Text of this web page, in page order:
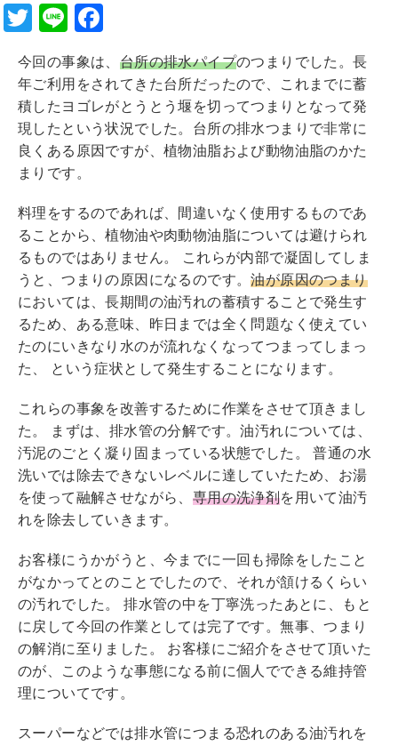
T
tt
er
Li
n
e c
e
b
o
k
今回の事象は、 台所の排水パイプのつまりでした。長
年ご利用をされてきた台所だったので、これまでに蓄
積したヨゴレがとうとう堰を切ってつまりとなって発
現したという状況でした。台所の排水つまりで非常に
良くある原因ですが、植物油脂および動物油脂のかた
まりです。
料理をするのであれば、間違いなく使用するものであ
ることから、植物油や肉動物油脂については避けられ
るものではありません。 これらが内部で凝固してしま
うと、つまりの原因になるのです。油が原因のつまり
においては、長期間の油汚れの蓄積することで発生す
るため、ある意味、昨日までは全く問題なく使えてい
たのにいきなり水のが流れなくなってつまってしまっ
た、 という症状として発生することになります。
これらの事象を改善するために作業をさせて頂きまし
た。 まずは、排水管の分解です。油汚れについては、
汚泥のごとく凝り固まっている状態でした。 普通の水
洗いでは除去できないレベルに達していたため、お湯
を使って融解させながら、 専用の洗浄剤を用いて油汚
れを除去していきます。
お客様にうかがうと、今までに一回も掃除をしたこと
がなかってとのことでしたので、それが頷けるくらい
の汚れでした。 排水管の中を丁寧洗ったあとに、もと
に戻して今回の作業としては完了です。無事、つまり
の解消に至りました。 お客様にご紹介をさせて頂いた
のが、このような事態になる前に個人でできる維持管
理についてです。
スーパーなどでは排水管につまる恐れのある油汚れを